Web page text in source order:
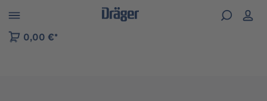
Skip to B2B platform navigation
0,00 €*